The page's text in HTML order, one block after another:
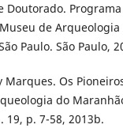
Doutorado.
de Arqueologia
Paulo. São Paulo,
Marques. Os
do
19, p. 7-58, 2013b.